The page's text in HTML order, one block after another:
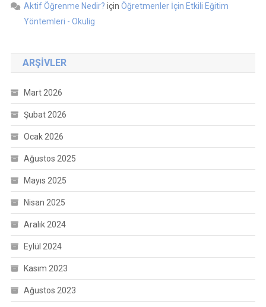
Aktif Öğrenme Nedir? için Öğretmenler İçin Etkili Eğitim
Yöntemleri - Okulig
ARŞIVLER
Mart 2026
Şubat 2026
Ocak 2026
Ağustos 2025
Mayıs 2025
Nisan 2025
Aralık 2024
Eylül 2024
Kasım 2023
Ağustos 2023